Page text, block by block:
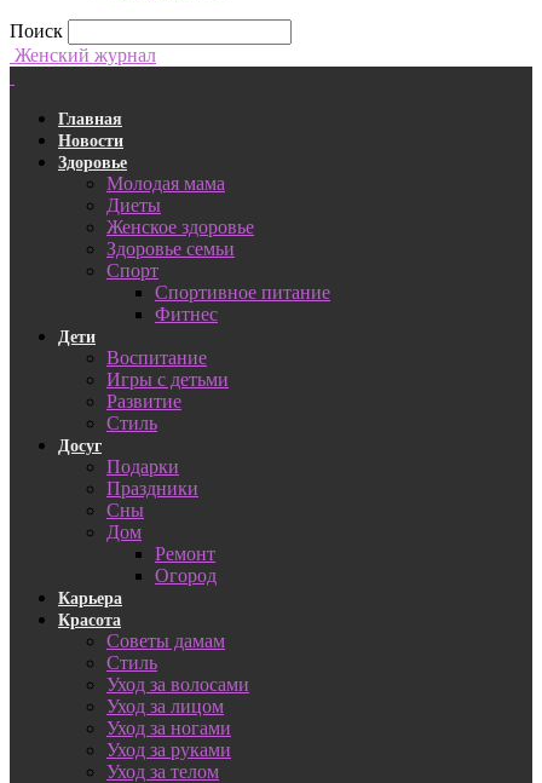
Поиск
Женский журнал
Главная
Новости
Здоровье
Молодая мама
Диеты
Женское здоровье
Здоровье семьи
Спорт
Спортивное питание
Фитнес
Дети
Воспитание
Игры с детьми
Развитие
Стиль
Досуг
Подарки
Праздники
Сны
Дом
Ремонт
Огород
Карьера
Красота
Советы дамам
Стиль
Уход за волосами
Уход за лицом
Уход за ногами
Уход за руками
Уход за телом